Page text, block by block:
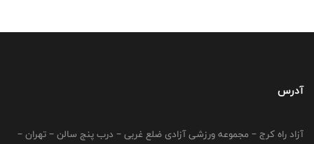
آدرس
آزاد راه کرج – مجموعه ورزشی آزادی ضلع غربی – درب پنج سالن – تهران –